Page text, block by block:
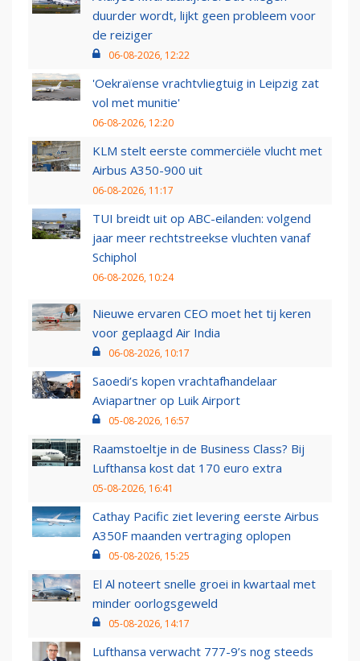
duurder wordt, lijkt geen probleem voor
de reiziger
06-08-2026, 12:22
'Oekraïense vrachtvliegtuig in Leipzig zat
vol met munitie'
06-08-2026, 12:20
KLM stelt eerste commerciële vlucht met
Airbus A350-900 uit
06-08-2026, 11:17
TUI breidt uit op ABC-eilanden: volgend
jaar meer rechtstreekse vluchten vanaf
Schiphol
06-08-2026, 10:24
Nieuwe ervaren CEO moet het tij keren
voor geplaagd Air India
06-08-2026, 10:17
Saoedi’s kopen vrachtafhandelaar
Aviapartner op Luik Airport
05-08-2026, 16:57
Raamstoeltje in de Business Class? Bij
Lufthansa kost dat 170 euro extra
05-08-2026, 16:41
Cathay Pacific ziet levering eerste Airbus
A350F maanden vertraging oplopen
05-08-2026, 15:25
El Al noteert snelle groei in kwartaal met
minder oorlogsgeweld
05-08-2026, 14:17
Lufthansa verwacht 777-9’s nog steeds